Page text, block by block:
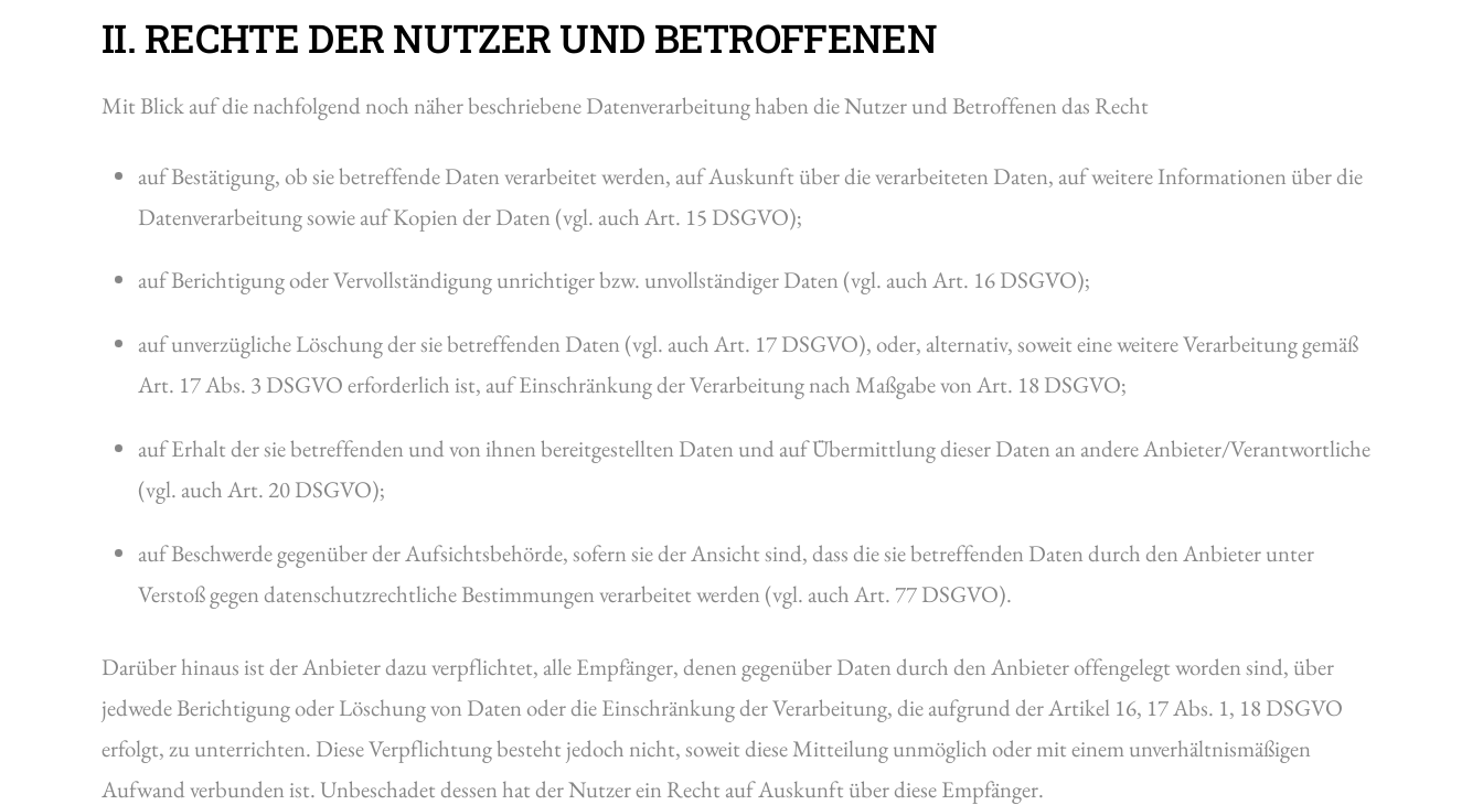
II. RECHTE DER NUTZER UND BETROFFENEN
Mit Blick auf die nachfolgend noch näher beschriebene Datenverarbeitung haben die Nutzer und Betroffenen das Recht
auf Bestätigung, ob sie betreffende Daten verarbeitet werden, auf Auskunft über die verarbeiteten Daten, auf weitere Informationen über die
Datenverarbeitung sowie auf Kopien der Daten (vgl. auch Art. 15 DSGVO);
auf Berichtigung oder Vervollständigung unrichtiger bzw. unvollständiger Daten (vgl. auch Art. 16 DSGVO);
auf unverzügliche Löschung der sie betreffenden Daten (vgl. auch Art. 17 DSGVO), oder, alternativ, soweit eine weitere Verarbeitung gemäß
Art. 17 Abs. 3 DSGVO erforderlich ist, auf Einschränkung der Verarbeitung nach Maßgabe von Art. 18 DSGVO;
auf Erhalt der sie betreffenden und von ihnen bereitgestellten Daten und auf Übermittlung dieser Daten an andere Anbieter/Verantwortliche
(vgl. auch Art. 20 DSGVO);
auf Beschwerde gegenüber der Aufsichtsbehörde, sofern sie der Ansicht sind, dass die sie betreffenden Daten durch den Anbieter unter
Verstoß gegen datenschutzrechtliche Bestimmungen verarbeitet werden (vgl. auch Art. 77 DSGVO).
Darüber hinaus ist der Anbieter dazu verpflichtet, alle Empfänger, denen gegenüber Daten durch den Anbieter offengelegt worden sind, über
jedwede Berichtigung oder Löschung von Daten oder die Einschränkung der Verarbeitung, die aufgrund der Artikel 16, 17 Abs. 1, 18 DSGVO
erfolgt, zu unterrichten. Diese Verpflichtung besteht jedoch nicht, soweit diese Mitteilung unmöglich oder mit einem unverhältnismäßigen
Aufwand verbunden ist. Unbeschadet dessen hat der Nutzer ein Recht auf Auskunft über diese Empfänger.